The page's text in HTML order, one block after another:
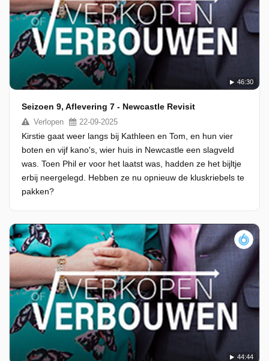
46:30
Seizoen 9, Aflevering 7 - Newcastle Revisit
Verlopen 22-09-2025
Kirstie gaat weer langs bij Kathleen en Tom, en hun vier
boten en vijf kano's, wier huis in Newcastle een slagveld
was. Toen Phil er voor het laatst was, hadden ze het bijltje
erbij neergelegd. Hebben ze nu opnieuw de kluskriebels te
pakken?
44:44